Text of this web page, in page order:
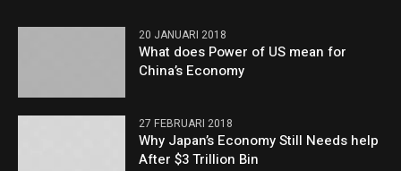
20 JANUARI 2018
What does Power of US mean for
China’s Economy
27 FEBRUARI 2018
Why Japan’s Economy Still Needs help
After $3 Trillion Bin